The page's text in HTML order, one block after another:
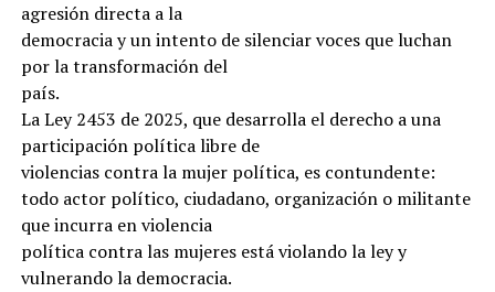
agresión directa a la
democracia y un intento de silenciar voces que luchan
por la transformación del
país.
La Ley 2453 de 2025, que desarrolla el derecho a una
participación política libre de
violencias contra la mujer política, es contundente:
todo actor político, ciudadano, organización o militante
que incurra en violencia
política contra las mujeres está violando la ley y
vulnerando la democracia.